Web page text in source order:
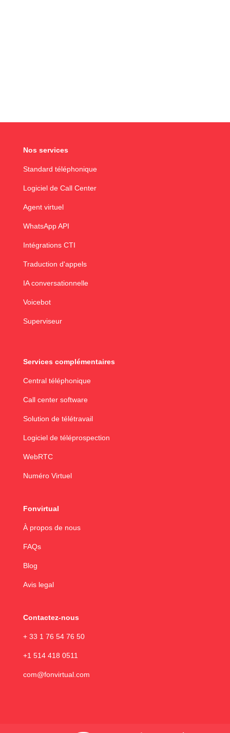
Nos services
Standard téléphonique
Logiciel de Call Center
Agent virtuel
WhatsApp API
Intégrations CTI
Traduction d'appels
IA conversationnelle
Voicebot
Superviseur
Services complémentaires
Central téléphonique
Call center software
Solution de télétravail
Logiciel de téléprospection
WebRTC
Numéro Virtuel
Fonvirtual
À propos de nous
FAQs
Blog
Avis legal
Contactez-nous
+ 33 1 76 54 76 50
+1 514 418 0511
com@fonvirtual.com